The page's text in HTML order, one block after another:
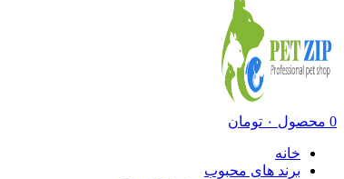
0 محصول ۰ تومان
خانه
برند های محبوب